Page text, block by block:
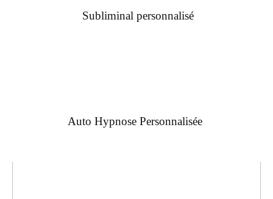
Subliminal personnalisé
Auto Hypnose Personnalisée